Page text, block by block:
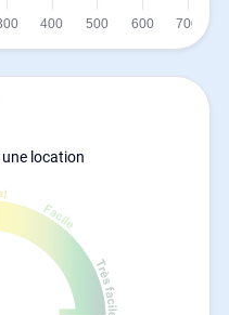
location